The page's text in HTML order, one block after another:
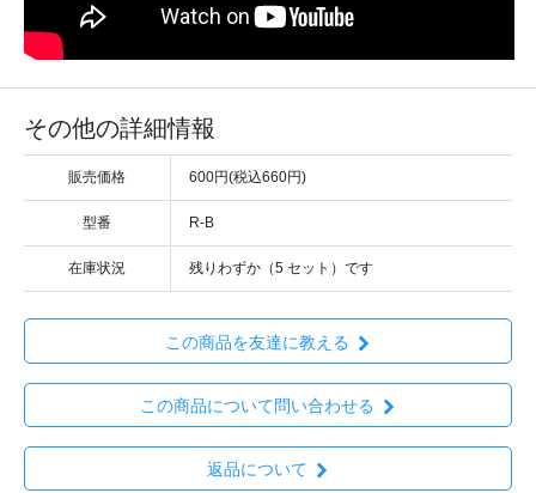
その他の詳細情報
販売価格 600円(税込660円)
型番 R-B
在庫状況 残りわずか（5 セット）です
この商品を友達に教える
この商品について問い合わせる
返品について